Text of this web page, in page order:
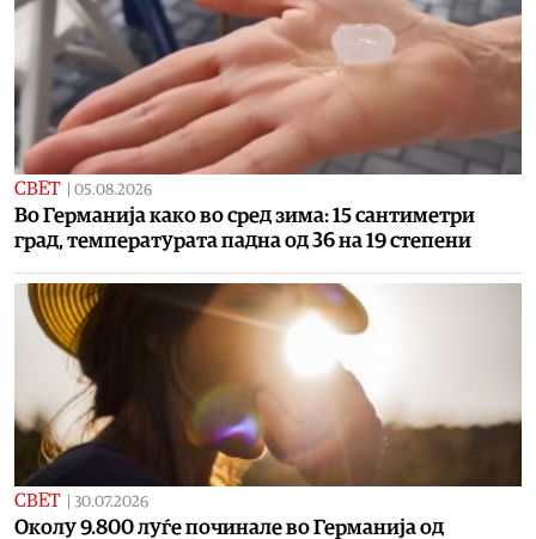
СВЕТ 05.08.2026
Во Германија како во сред зима: 15 сантиметри
град, температурата падна од 36 на 19 степени
СВЕТ 30.07.2026
Околу 9.800 луѓе починале во Германија од